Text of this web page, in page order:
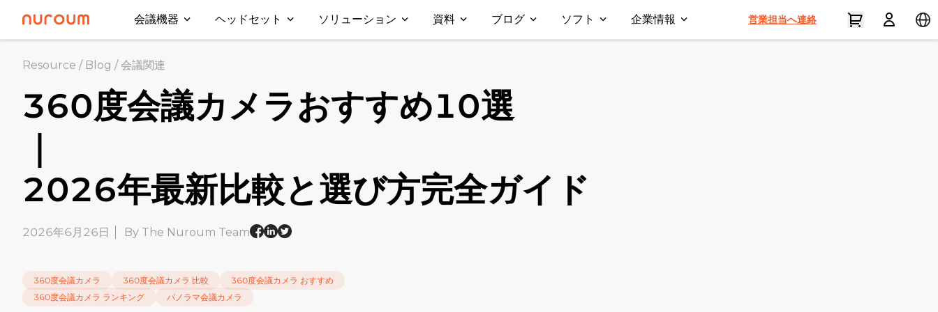
会議機器 ヘッドセット ソリューション 資料 ブログ ソフト 企業情報 営業担当へ連絡
Resource / Blog /会議関連
360度会議カメラおすすめ10選
2026年最新比較と選び方完全ガイド
2026年6月26日 By The Nuroum Team
360度会議カメラ 360度会議カメラ 比較
360度会議カメラ おすすめ
360度会議カメラ ランキング
パノラマ会議カメラ